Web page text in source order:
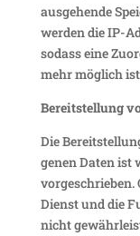
aus­ge­hende
werden die IP-
sodass eine
mehr möglich
Bereit­stel­lung
Die
genen Daten ist
vorge­schrieben.
Dienst und die
nicht